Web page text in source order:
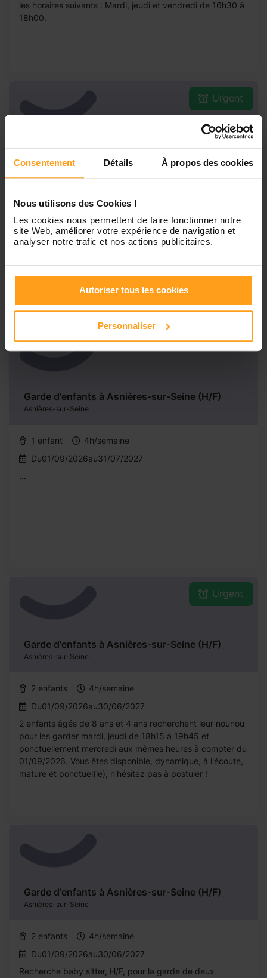
Consentement Détails À propos des cookies
Nous utilisons des Cookies !
Les cookies nous permettent de faire fonctionner notre
site Web, améliorer votre expérience de navigation et
analyser notre trafic et nos actions publicitaires.
Autoriser tous les cookies
Personnaliser
les horaires suivants : Mardi, jeudi et vendredi de 16h30 à
18h00.
Garde d'enfants à Asnières-sur-Seine (H/F)
Asnières-sur-Seine
Urgent
Recherche Baby Sitter H/F pour la garde de deux enfants
âgés de 1 an et de 3 ans du 01/09/2026 au 02/07/2027
19h00.
Garde d'enfants à Asnières-sur-Seine (H/F)
Asnières-sur-Seine
1 enfant
4h/semaine
Du01/09/2026au31/07/2027
...
Garde d'enfants à Asnières-sur-Seine (H/F)
Asnières-sur-Seine
Urgent
2 enfants
4h/semaine
Du01/09/2026au30/06/2027
2 enfants âgés de 8 ans et 4 ans recherchent leur nounou
pour les garder mardi, jeudi de 18h15 à 19h45 et
ponctuellement mercredi aux mêmes heures à compter du
01/09/2026. Vous êtes disponible, dynamique, à l'écoute,
mature et ponctuel(le), n'hésitez pas à postuler !
Garde d'enfants à Asnières-sur-Seine (H/F)
Asnières-sur-Seine
2 enfants
4h/semaine
Du01/09/2026au30/06/2027
Recherche baby sitter, H/F, pour la garde de deux